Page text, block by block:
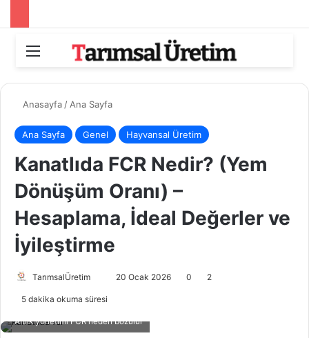
Menü
Anasayfa / Ana Sayfa
Ana Sayfa Genel Hayvansal Üretim
Kanatlıda FCR Nedir? (Yem
Dönüşüm Oranı) –
Hesaplama, İdeal Değerler ve
İyileştirme
TarımsalÜretim
göndermek
20 Ocak 2026 0 2
5 dakika okuma süresi
Altlık yönetimi FCR neden bozulur